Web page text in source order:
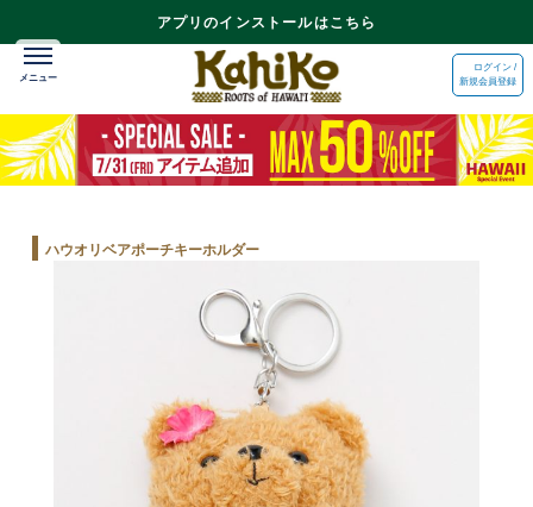
アプリのインストールはこちら
ログイン /
新規会員登録
ハウオリベアポーチキーホルダー